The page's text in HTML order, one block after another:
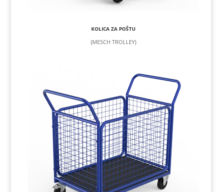
KOLICA ZA POŠTU
(MESCH TROLLEY)